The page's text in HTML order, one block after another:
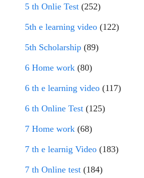
5 th Onlie Test (252)
5th e learning video (122)
5th Scholarship (89)
6 Home work (80)
6 th e learning video (117)
6 th Online Test (125)
7 Home work (68)
7 th e learnig Video (183)
7 th Online test (184)